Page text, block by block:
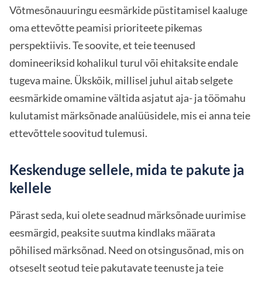
Võtmesõnauuringu eesmärkide püstitamisel kaaluge
oma ettevõtte peamisi prioriteete pikemas
perspektiivis. Te soovite, et teie teenused
domineeriksid kohalikul turul või ehitaksite endale
tugeva maine. Ükskõik, millisel juhul aitab selgete
eesmärkide omamine vältida asjatut aja- ja töömahu
kulutamist märksõnade analüüsidele, mis ei anna teie
ettevõttele soovitud tulemusi.
Keskenduge sellele, mida te pakute ja
kellele
Pärast seda, kui olete seadnud märksõnade uurimise
eesmärgid, peaksite suutma kindlaks määrata
põhilised märksõnad. Need on otsingusõnad, mis on
otseselt seotud teie pakutavate teenuste ja teie